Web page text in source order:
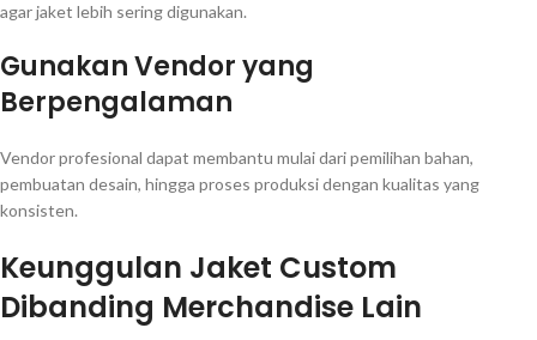
agar jaket lebih sering digunakan.
Gunakan Vendor yang
Berpengalaman
Vendor profesional dapat membantu mulai dari pemilihan bahan,
pembuatan desain, hingga proses produksi dengan kualitas yang
konsisten.
Keunggulan Jaket Custom
Dibanding Merchandise Lain